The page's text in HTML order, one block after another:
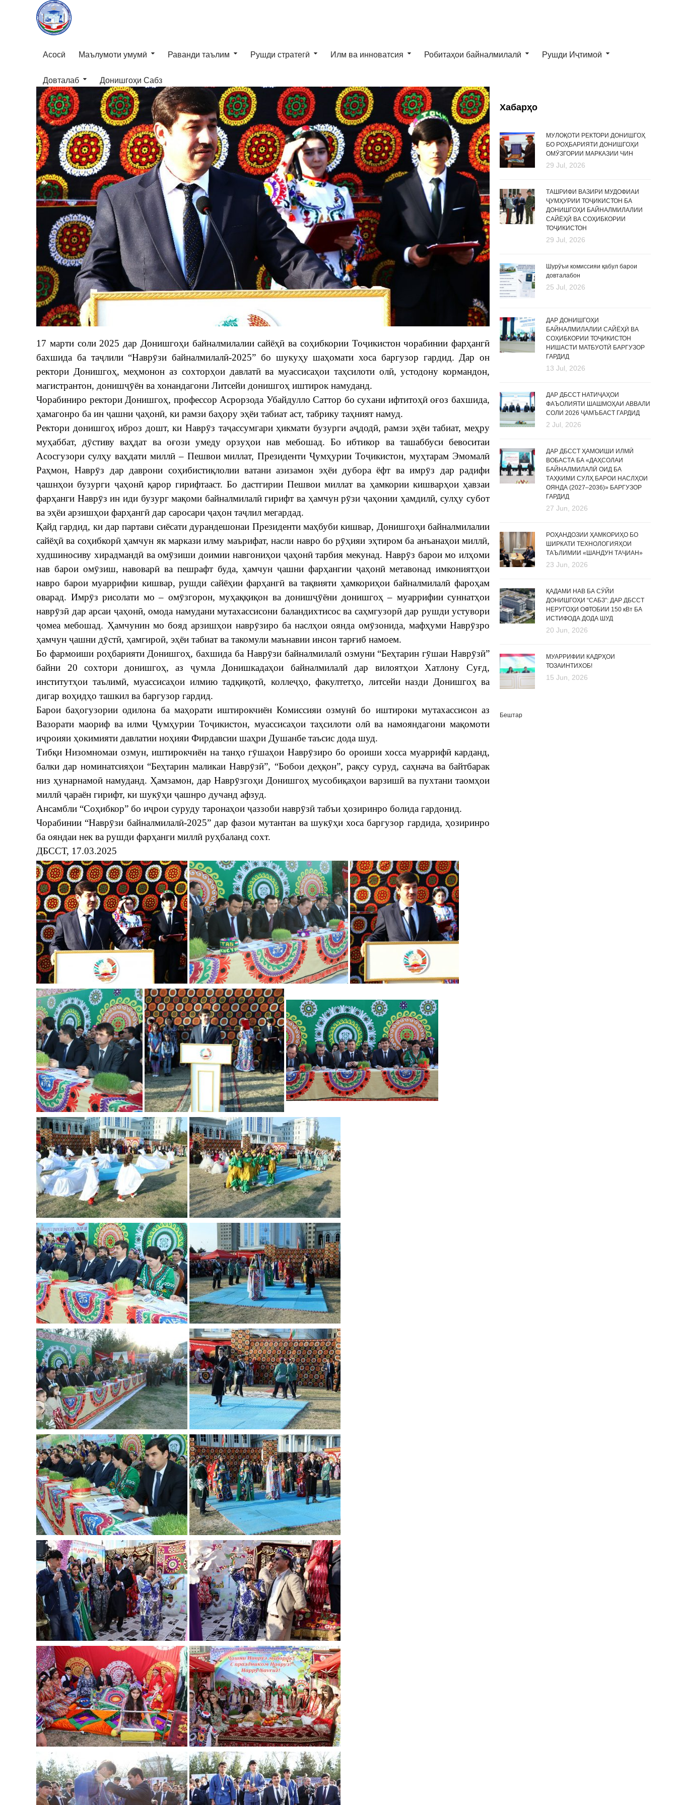
Асосӣ Маълумоти умумӣ Раванди таълим Рушди стратегӣ Илм ва инноватсия Робитаҳои байналмилалӣ Рушди Иҷтимоӣ
Довталаб Донишгоҳи Сабз
17 марти соли 2025 дар Донишгоҳи байналмилалии сайёҳӣ ва соҳибкории Тоҷикистон чорабинии фарҳангӣ
бахшида ба таҷлили “Наврӯзи байналмилалӣ-2025” бо шукуҳу шаҳомати хоса баргузор гардид. Дар он
ректори Донишгоҳ, меҳмонон аз сохторҳои давлатӣ ва муассисаҳои таҳсилоти олӣ, устодону кормандон,
магистрантон, донишҷӯён ва хонандагони Литсейи донишгоҳ иштирок намуданд.
Чорабиниро ректори Донишгоҳ, профессор Асрорзода Убайдулло Саттор бо сухани ифтитоҳӣ оғоз бахшида,
ҳамагонро ба ин ҷашни ҷаҳонӣ, ки рамзи баҳору эҳёи табиат аст, табрику таҳният намуд.
Ректори донишгоҳ иброз дошт, ки Наврӯз таҷассумгари ҳикмати бузурги аҷдодӣ, рамзи эҳёи табиат, меҳру
муҳаббат, дӯстиву ваҳдат ва оғози умеду орзуҳои нав мебошад. Бо ибтикор ва ташаббуси бевоситаи
Асосгузори сулҳу ваҳдати миллӣ – Пешвои миллат, Президенти Ҷумҳурии Тоҷикистон, муҳтарам Эмомалӣ
Раҳмон, Наврӯз дар даврони соҳибистиқлолии ватани азизамон эҳёи дубора ёфт ва имрӯз дар радифи
ҷашнҳои бузурги ҷаҳонӣ қарор гирифтааст. Бо дастгирии Пешвои миллат ва ҳамкории кишварҳои ҳавзаи
фарҳанги Наврӯз ин иди бузург мақоми байналмилалӣ гирифт ва ҳамчун рӯзи ҷаҳонии ҳамдилӣ, сулҳу субот
ва эҳёи арзишҳои фарҳангӣ дар саросари ҷаҳон таҷлил мегардад.
Қайд гардид, ки дар партави сиёсати дурандешонаи Президенти маҳбуби кишвар, Донишгоҳи байналмилалии
сайёҳӣ ва соҳибкорӣ ҳамчун як маркази илму маърифат, насли навро бо рӯҳияи эҳтиром ба анъанаҳои миллӣ,
худшиносиву хирадмандӣ ва омӯзиши доимии навгониҳои ҷаҳонӣ тарбия мекунад. Наврӯз барои мо илҳоми
нав барои омӯзиш, навоварӣ ва пешрафт буда, ҳамчун ҷашни фарҳангии ҷаҳонӣ метавонад имкониятҳои
навро барои муаррифии кишвар, рушди сайёҳии фарҳангӣ ва тақвияти ҳамкориҳои байналмилалӣ фароҳам
оварад. Имрӯз рисолати мо – омӯзгорон, муҳаққиқон ва донишҷӯёни донишгоҳ – муаррифии суннатҳои
наврӯзӣ дар арсаи ҷаҳонӣ, омода намудани мутахассисони баландихтисос ва саҳмгузорӣ дар рушди устувори
ҷомеа мебошад. Ҳамчунин мо бояд арзишҳои наврӯзиро ба наслҳои оянда омӯзонида, мафҳуми Наврӯзро
ҳамчун ҷашни дӯстӣ, ҳамгироӣ, эҳёи табиат ва такомули маънавии инсон тарғиб намоем.
Бо фармоиши роҳбарияти Донишгоҳ, бахшида ба Наврӯзи байналмилалӣ озмуни “Беҳтарин гӯшаи Наврӯзӣ”
байни 20 сохтори донишгоҳ, аз ҷумла Донишкадаҳои байналмилалӣ дар вилоятҳои Хатлону Суғд,
институтҳои таълимӣ, муассисаҳои илмию тадқиқотӣ, коллеҷҳо, факултетҳо, литсейи назди Донишгоҳ ва
дигар воҳидҳо ташкил ва баргузор гардид.
Барои баҳогузории одилона ба маҳорати иштирокчиён Комиссияи озмунӣ бо иштироки мутахассисон аз
Вазорати маориф ва илми Ҷумҳурии Тоҷикистон, муассисаҳои таҳсилоти олӣ ва намояндагони мақомоти
иҷроияи ҳокимияти давлатии ноҳияи Фирдавсии шаҳри Душанбе таъсис дода шуд.
Тибқи Низомномаи озмун, иштирокчиён на танҳо гӯшаҳои Наврӯзиро бо ороиши хосса муаррифӣ карданд,
балки дар номинатсияҳои “Беҳтарин маликаи Наврӯзӣ”, “Бобои деҳқон”, рақсу суруд, саҳнача ва байтбарак
низ ҳунарнамоӣ намуданд. Ҳамзамон, дар Наврӯзгоҳи Донишгоҳ мусобиқаҳои варзишӣ ва пухтани таомҳои
миллӣ ҷараён гирифт, ки шукӯҳи ҷашнро дучанд афзуд.
Ансамбли “Соҳибкор” бо иҷрои суруду таронаҳои ҷаззоби наврӯзӣ табъи ҳозиринро болида гардонид.
Чорабинии “Наврӯзи байналмилалӣ-2025” дар фазои мутантан ва шукӯҳи хоса баргузор гардида, ҳозиринро
ба ояндаи нек ва рушди фарҳанги миллӣ руҳбаланд сохт.
ДБССТ, 17.03.2025
Хабарҳо
МУЛОҚОТИ РЕКТОРИ ДОНИШГОҲ
БО РОҲБАРИЯТИ ДОНИШГОҲИ
ОМӮЗГОРИИ МАРКАЗИИ ЧИН
29 Jul, 2026
ТАШРИФИ ВАЗИРИ МУДОФИАИ
ҶУМҲУРИИ ТОҶИКИСТОН БА
ДОНИШГОҲИ БАЙНАЛМИЛАЛИИ
САЙЁҲӢ ВА СОҲИБКОРИИ
ТОҶИКИСТОН
29 Jul, 2026
Шурӯъи комиссияи қабул барои
довталабон
25 Jul, 2026
ДАР ДОНИШГОҲИ
БАЙНАЛМИЛАЛИИ САЙЁҲӢ ВА
СОҲИБКОРИИ ТОҶИКИСТОН
НИШАСТИ МАТБУОТӢ БАРГУЗОР
ГАРДИД
13 Jul, 2026
ДАР ДБССТ НАТИҶАҲОИ
ФАЪОЛИЯТИ ШАШМОҲАИ АВВАЛИ
СОЛИ 2026 ҶАМЪБАСТ ГАРДИД
2 Jul, 2026
ДАР ДБССТ ҲАМОИШИ ИЛМӢ
ВОБАСТА БА «ДАҲСОЛАИ
БАЙНАЛМИЛАЛӢ ОИД БА
ТАҲКИМИ СУЛҲ БАРОИ НАСЛҲОИ
ОЯНДА (2027–2036)» БАРГУЗОР
ГАРДИД
27 Jun, 2026
РОҲАНДОЗИИ ҲАМКОРИҲО БО
ШИРКАТИ ТЕХНОЛОГИЯҲОИ
ТАЪЛИМИИ «ШАНДУН ТАҶИАН»
23 Jun, 2026
ҚАДАМИ НАВ БА СӮЙИ
ДОНИШГОҲИ “САБЗ”: ДАР ДБССТ
НЕРУГОҲИ ОФТОБИИ 150 кВт БА
ИСТИФОДА ДОДА ШУД
20 Jun, 2026
МУАРРИФИИ КАДРҲОИ
ТОЗАИНТИХОБ!
15 Jun, 2026
Бештар